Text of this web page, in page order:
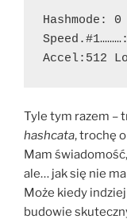
Hashmode: 0
Accel:512
Tyle tym razem –
hashcata, trochę
Mam
ale… jak się nie
Może kiedy
budowie